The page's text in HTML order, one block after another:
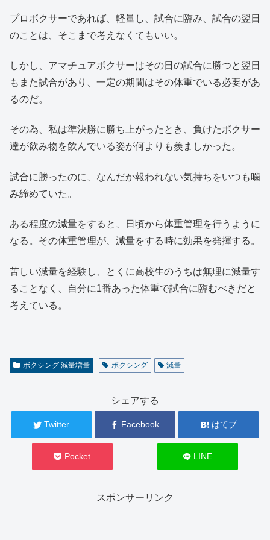
プロボクサーであれば、軽量し、試合に臨み、試合の翌日
のことは、そこまで考えなくてもいい。
しかし、アマチュアボクサーはその日の試合に勝つと翌日
もまた試合があり、一定の期間はその体重でいる必要があ
るのだ。
その為、私は準決勝に勝ち上がったとき、負けたボクサー
達が飲み物を飲んでいる姿が何よりも羨ましかった。
試合に勝ったのに、なんだか報われない気持ちをいつも噛
み締めていた。
ある程度の減量をすると、日頃から体重管理を行うように
なる。その体重管理が、減量をする時に効果を発揮する。
苦しい減量を経験し、とくに高校生のうちは無理に減量す
ることなく、自分に1番あった体重で試合に臨むべきだと
考えている。
ボクシング 減量増量 ボクシング 減量
シェアする
Twitter Facebook はてブ
Pocket LINE
スポンサーリンク